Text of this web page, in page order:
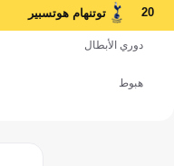
20 توتنهام هوتسبير
دوري الأبطال
هبوط